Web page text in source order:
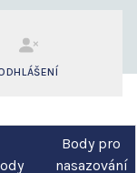
Body pro
nasazování